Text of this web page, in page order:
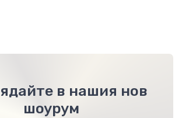
в нашия нов
шоурум